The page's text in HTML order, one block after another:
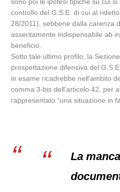
controllo del G.S.E. di cui al
28/2011), sebbene dalla carenza
asseritamente indispensabile ab
beneficio.
Sotto tale ultimo profilo, la
prospettazione difensiva del
in esame ricadrebbe nell’ambito
comma 3-bis dell’articolo 42, per
rappresentato “una situazione in
La